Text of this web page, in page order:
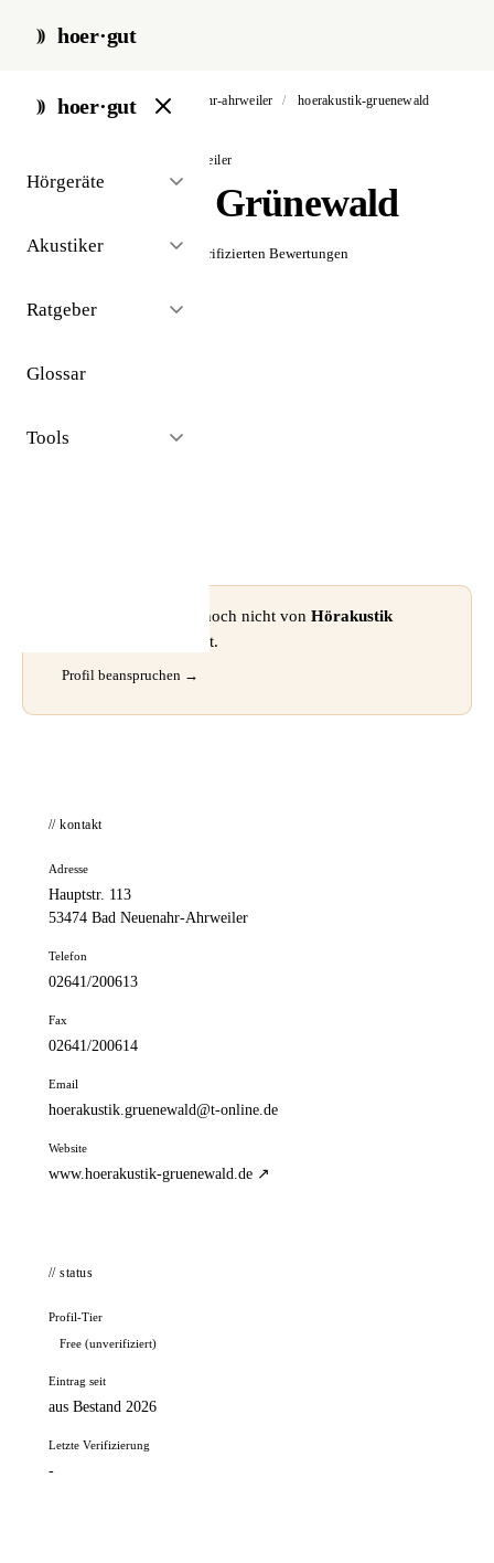
hoer·gut
hoer·gut
Hörgeräte
Akustiker
Ratgeber
Glossar
Tools
start / akustiker / bad neuenahr-ahrweiler / hoerakustik-gruenewald
// akustiker · bad neuenahr-ahrweiler
Hörakustik Grünewald
☆☆☆☆☆ Noch keine verifizierten Bewertungen
⚠ Dieses Profil wurde noch nicht von Hörakustik
beansprucht.
Profil beanspruchen →
// kontakt
Adresse
Hauptstr. 113
53474 Bad Neuenahr-Ahrweiler
Telefon
02641/200613
Fax
02641/200614
Email
hoerakustik.gruenewald@t-online.de
Website
www.hoerakustik-gruenewald.de ↗
// status
Profil-Tier
Free (unverifiziert)
Eintrag seit
aus Bestand 2026
Letzte Verifizierung
-